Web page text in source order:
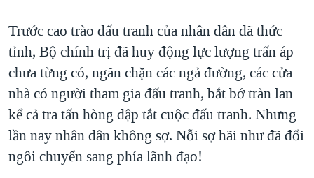
Trước cao trào đấu tranh của nhân dân đã thức
tỉnh, Bộ chính trị đã huy động lực lượng trấn áp
chưa từng có, ngăn chặn các ngả đường, các cửa
nhà có người tham gia đấu tranh, bắt bớ tràn lan
kể cả tra tấn hòng dập tắt cuộc đấu tranh. Nhưng
lần nay nhân dân không sợ. Nỗi sợ hãi như đã đổi
ngôi chuyển sang phía lãnh đạo!